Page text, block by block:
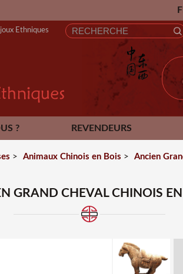
Ethniques
? REVENDEURS
CONTACT
> Animaux Chinois en Bois > Ancien
GRAND CHEVAL CHINOIS